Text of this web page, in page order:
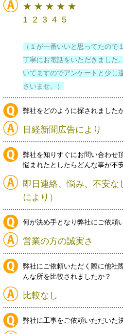
★ ★ ★ ★ ★
1 2 3 4 5
（１が一番いいと思ってたの
丁寧にお電話をいただきました
いてますのでアンケートと少し
さいませ。）
弊社をどのように探されました
日経新聞広告により
弊社を知りすぐにお問い合わせ
悩まれたとしたらどんな事が不
即日連絡、悩み、不安な
により）
何が決め手となり弊社にご依頼
営業の方の誠実さ
弊社にご依頼いただく際に他社
んな所を比較されましたか？
比較なし
弊社に工事をご依頼いただいた